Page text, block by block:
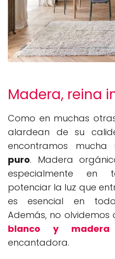
Madera, reina
Como en muchas
alardean de su
encontramos mucha
puro. Madera
especialmente en
potenciar la luz que
es esencial en
Además, no olvidemos
blanco y madera
encantadora.